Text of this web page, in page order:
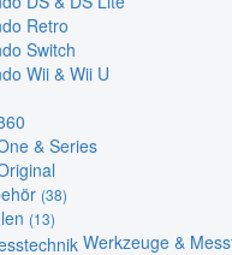
Retro
Switch
Wii & Wii U
& Series
(38)
(13)
Werkzeuge &